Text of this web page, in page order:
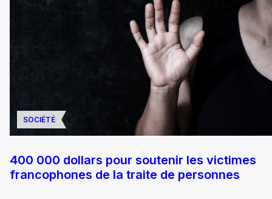
SOCIÉTÉ
400 000 dollars pour soutenir les victimes
francophones de la traite de personnes